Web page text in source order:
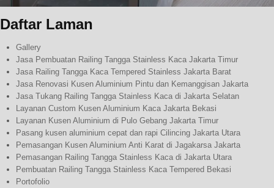
Daftar Laman
Gallery
Jasa Pembuatan Railing Tangga Stainless Kaca Jakarta Timur
Jasa Railing Tangga Kaca Tempered Stainless Jakarta Barat
Jasa Renovasi Kusen Aluminium Pintu dan Kemanggisan Jakarta
Jasa Tukang Railing Tangga Stainless Kaca di Jakarta Selatan
Layanan Custom Kusen Aluminium Kaca Jakarta Bekasi
Layanan Kusen Aluminium di Pulo Gebang Jakarta Timur
Pasang kusen aluminium cepat dan rapi Cilincing Jakarta Utara
Pemasangan Kusen Aluminium Anti Karat di Jagakarsa Jakarta
Pemasangan Railing Tangga Stainless Kaca di Jakarta Utara
Pembuatan Railing Tangga Stainless Kaca Tempered Bekasi
Portofolio